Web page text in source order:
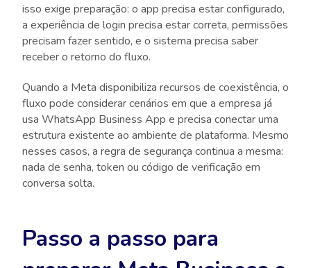
isso exige preparação: o app precisa estar configurado,
a experiência de login precisa estar correta, permissões
precisam fazer sentido, e o sistema precisa saber
receber o retorno do fluxo.
Quando a Meta disponibiliza recursos de coexistência, o
fluxo pode considerar cenários em que a empresa já
usa WhatsApp Business App e precisa conectar uma
estrutura existente ao ambiente de plataforma. Mesmo
nesses casos, a regra de segurança continua a mesma:
nada de senha, token ou código de verificação em
conversa solta.
Passo a passo para